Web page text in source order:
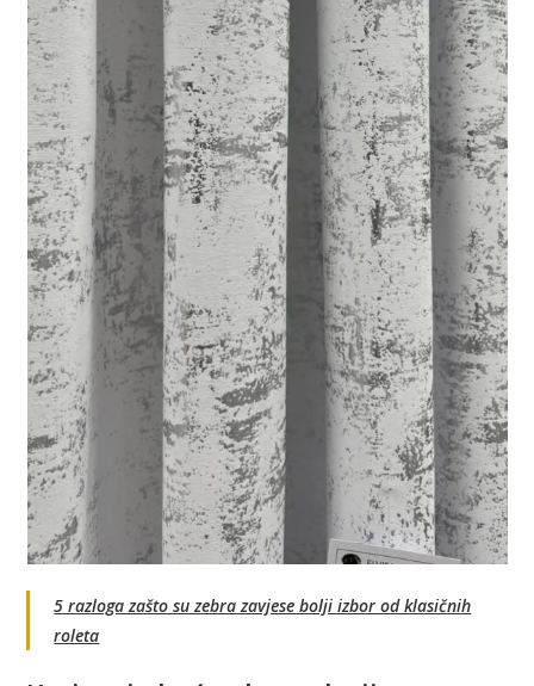
5 razloga zašto su zebra zavjese bolji izbor od klasičnih
roleta